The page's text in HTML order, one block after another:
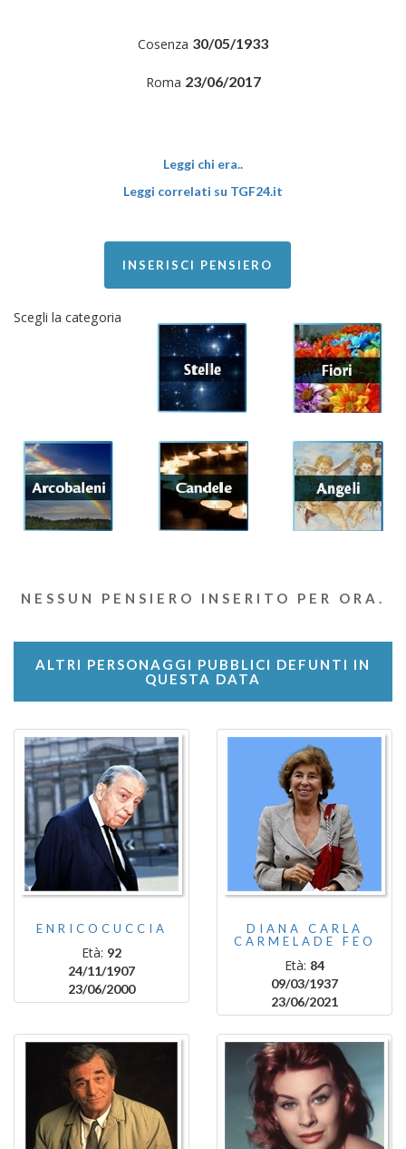
Cosenza 30/05/1933
Roma 23/06/2017
Leggi chi era..
Leggi correlati su TGF24.it
INSERISCI PENSIERO
Scegli la categoria
NESSUN PENSIERO INSERITO PER ORA.
ALTRI PERSONAGGI PUBBLICI DEFUNTI IN
QUESTA DATA
ENRICOCUCCIA
Età: 92
24/11/1907
23/06/2000
DIANA CARLA
CARMELADE FEO
Età: 84
09/03/1937
23/06/2021